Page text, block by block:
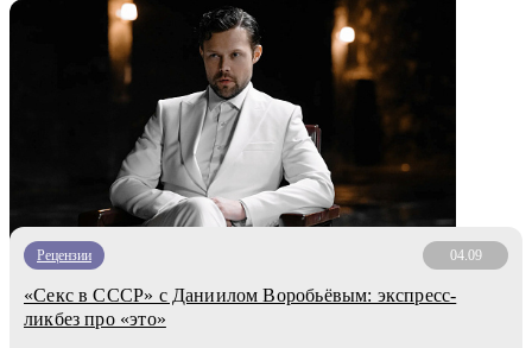
Рецензии 04.09
«Секс в СССР» с Даниилом Воробьёвым: экспресс-
ликбез про «это»